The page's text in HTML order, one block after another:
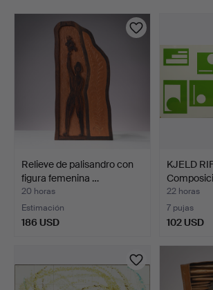
Relieve de palisandro con
figura femenina …
20 horas
Estimación
186 USD
KJELD
22 horas
7 pujas
102 USD